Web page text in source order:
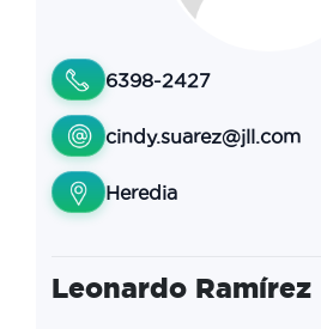
6398-2427
cindy.suarez@jll.com
Heredia
Leonardo Ramírez